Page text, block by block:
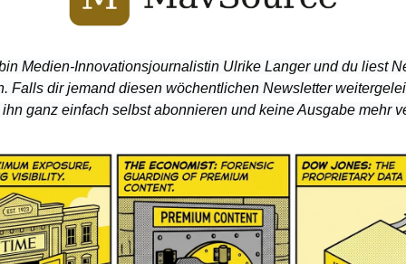
Medien-Innovationsjournalistin Ulrike Langer und du liest
Falls dir jemand diesen wöchentlichen Newsletter
ganz einfach selbst abonnieren und keine Ausgabe mehr